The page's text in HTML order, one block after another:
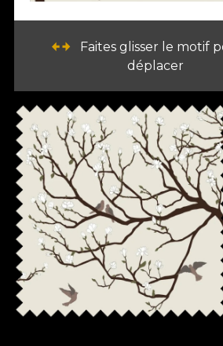
Faites glisser le motif
déplacer